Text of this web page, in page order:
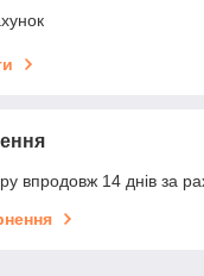
впродовж 14 днів за